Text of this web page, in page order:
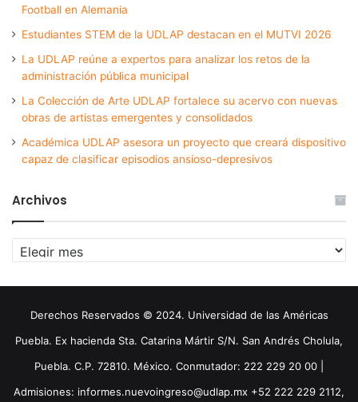
Football en Alemania
Estudiantes STEM de la UDLAP destacan en el MUTVI 2026
La UDLAP reúne a expertos para analizar los retos de la
administración pública municipal
La Colección de Arte UDLAP fortalece su acervo con nuevas
obras de artistas emergentes y consolidados
Académica UDLAP asesora un proyecto que creará dispositivo
capaz de clasificar episodios ansioso-depresivos
Archivos
Archivos
Derechos Reservados © 2024. Universidad de las Américas
Puebla. Ex hacienda Sta. Catarina Mártir S/N. San Andrés Cholula,
Puebla. C.P. 72810. México. Conmutador: 222 229 20 00 |
Admisiones: informes.nuevoingreso@udlap.mx +52 222 229 2112,